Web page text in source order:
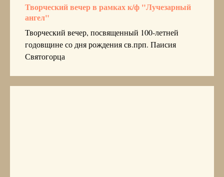
Творческий вечер в рамках к/ф "Лучезарный
ангел"
Творческий вечер, посвященный 100-летней
годовщине со дня рождения св.прп. Паисия
Святогорца